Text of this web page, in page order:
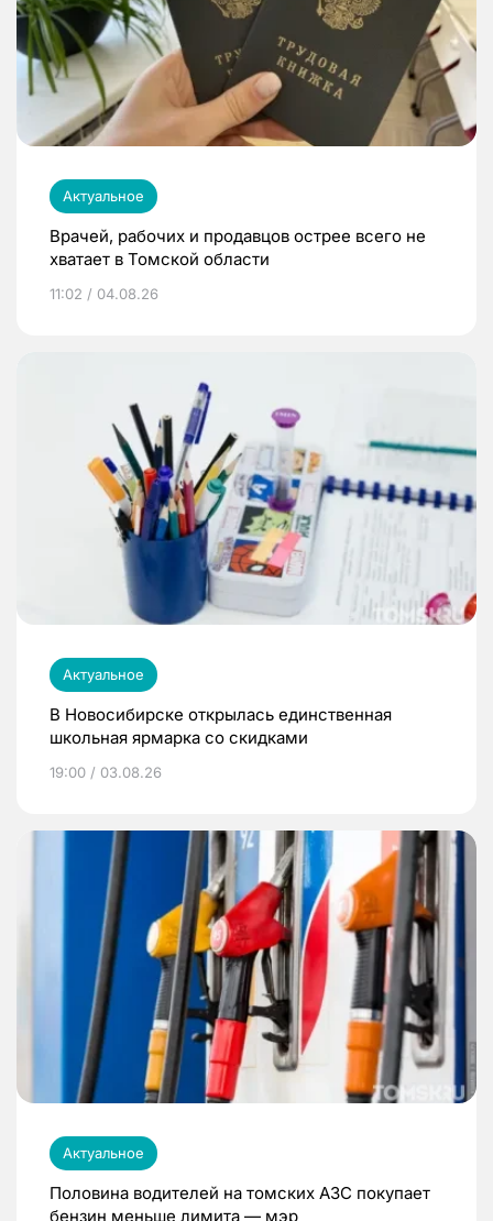
Актуальное
Врачей, рабочих и продавцов острее всего не
хватает в Томской области
11:02 / 04.08.26
Актуальное
В Новосибирске открылась единственная
школьная ярмарка со скидками
19:00 / 03.08.26
Актуальное
Половина водителей на томских АЗС покупает
бензин меньше лимита — мэр